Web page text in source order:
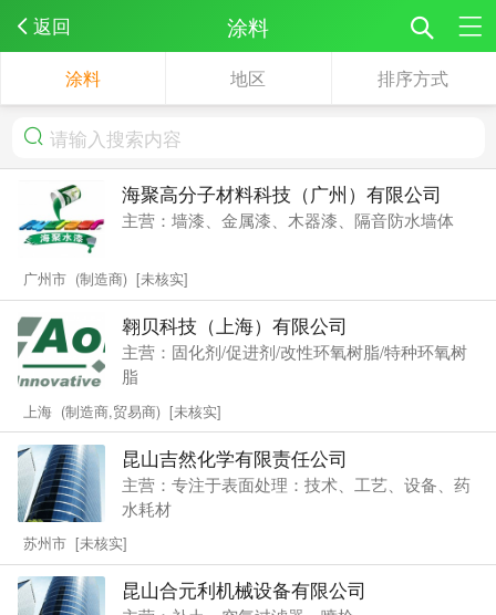
返回 涂料
涂料 地区 排序方式
海聚高分子材料科技（广州）有限公司
主营：墙漆、金属漆、木器漆、隔音防水墙体
广州市 (制造商) [未核实]
翱贝科技（上海）有限公司
主营：固化剂/促进剂/改性环氧树脂/特种环氧树
脂
上海 (制造商,贸易商) [未核实]
昆山吉然化学有限责任公司
主营：专注于表面处理：技术、工艺、设备、药
水耗材
苏州市 [未核实]
昆山合元利机械设备有限公司